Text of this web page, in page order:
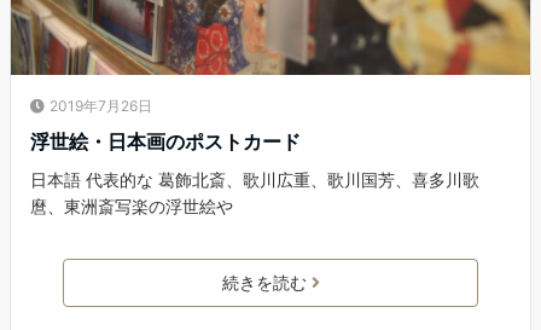
2019年7月26日
浮世絵・日本画のポストカード
日本語 代表的な 葛飾北斎、歌川広重、歌川国芳、喜多川歌
麿、東洲斎写楽の浮世絵や
続きを読む